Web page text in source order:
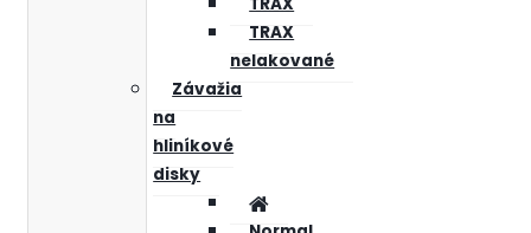
TRAX
TRAX
nelakované
Závažia
na
hliníkové
disky